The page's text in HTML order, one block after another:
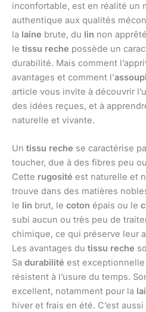
inconfortable, est en réalité un
authentique aux qualités
la laine brute, du lin non
le tissu reche possède un
durabilité. Mais comment
avantages et comment l’
article vous invite à découvrir
des idées reçues, et à
naturelle et vivante.
Un tissu reche se caractérise
toucher, due à des fibres peu
Cette rugosité est naturelle et
trouve dans des matières
le lin brut, le coton épais ou le
subi aucun ou très peu de
chimique, ce qui préserve leur
Les avantages du tissu reche
Sa durabilité est
résistent à l’usure du temps.
excellent, notamment pour la
hiver et frais en été. C’est